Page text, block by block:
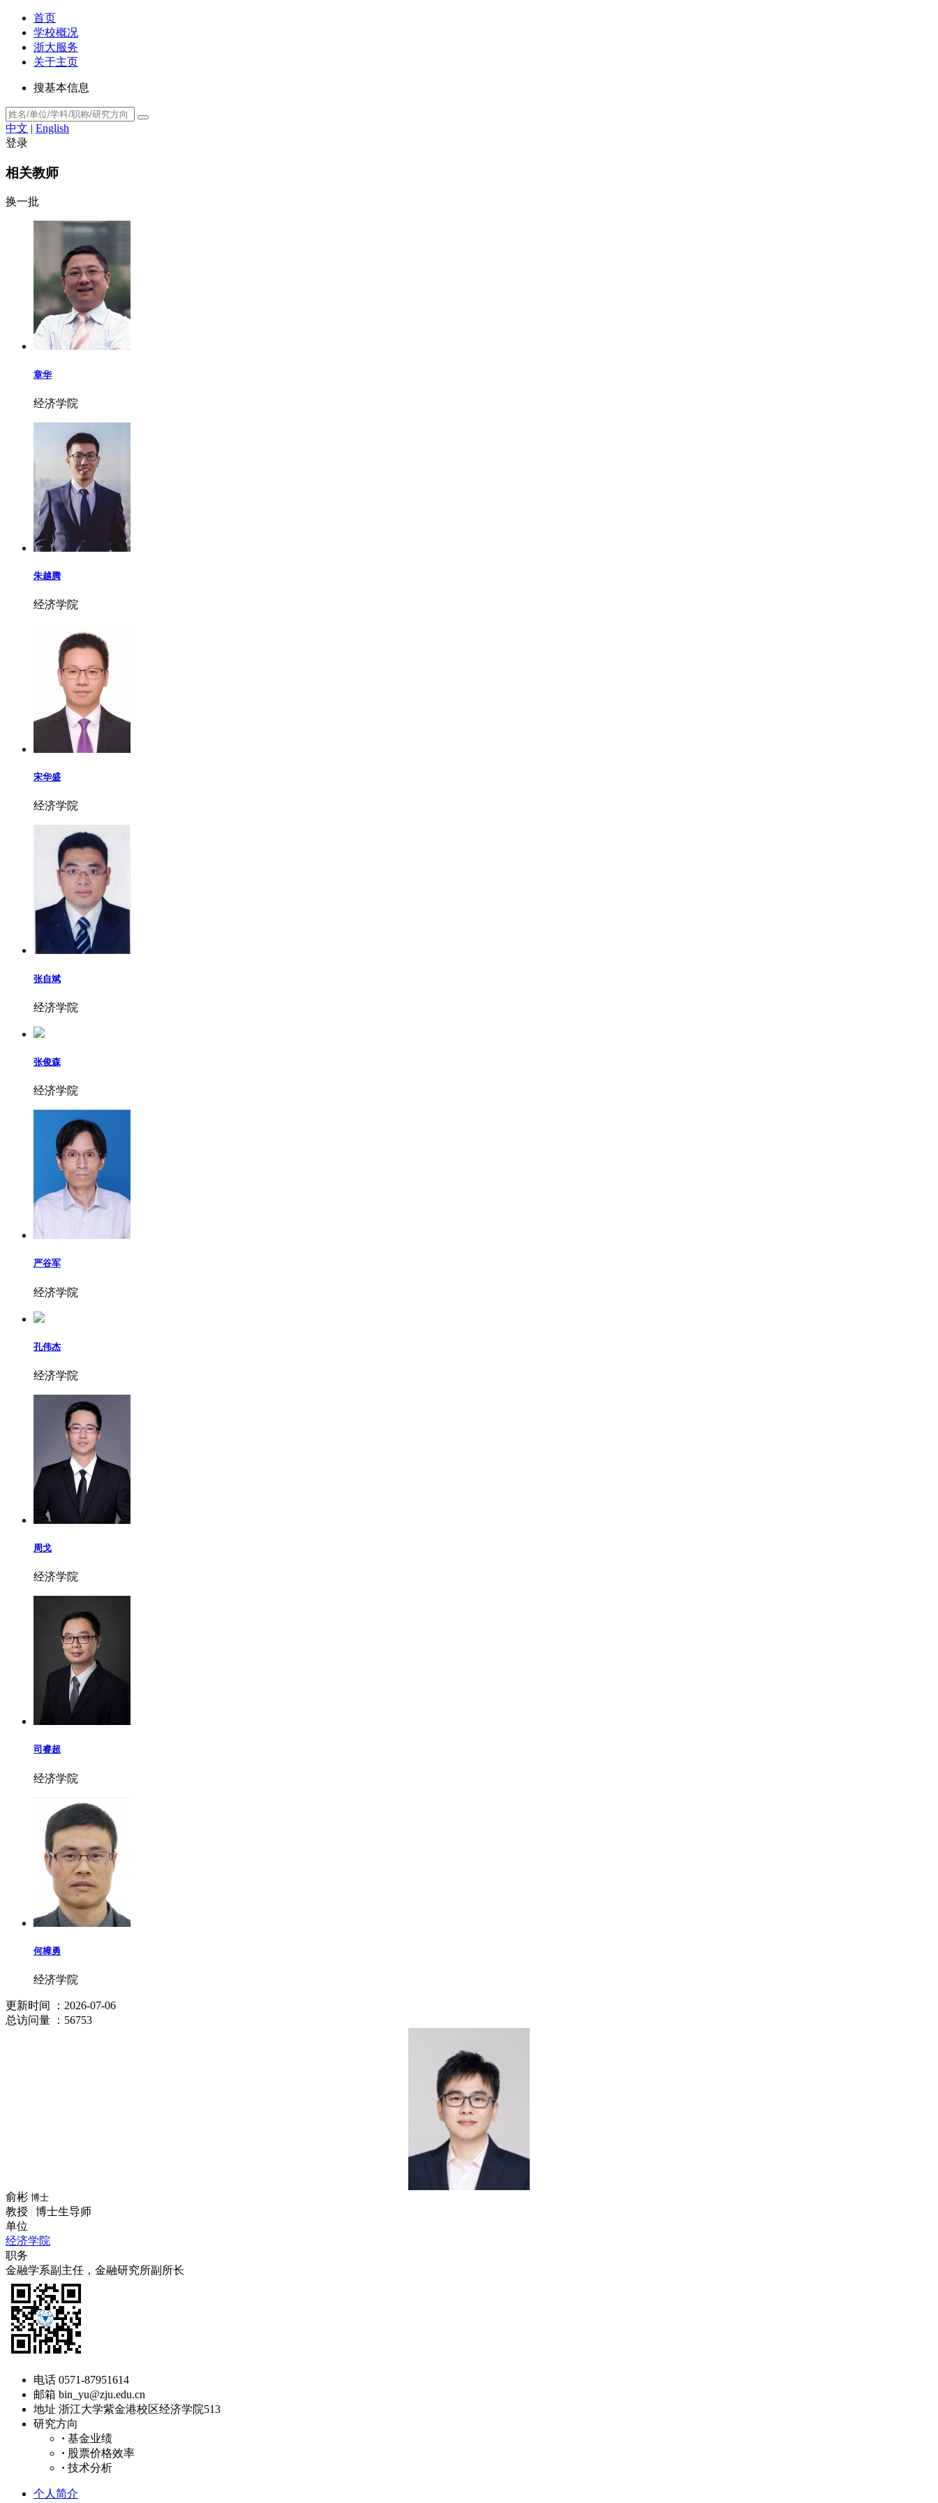
首页
学校概况
浙大服务
关于主页
搜基本信息
中文 | English
登录
相关教师
换一批
章华
经济学院
朱越腾
经济学院
宋华盛
经济学院
张自斌
经济学院
张俊森
经济学院
严谷军
经济学院
孔伟杰
经济学院
周戈
经济学院
司睿超
经济学院
何樟勇
经济学院
更新时间
：2026-07-06
总访问量 ：56753
俞彬 博士
教授
博士生导师
单位
经济学院
职务
金融学系副主任，金融研究所副所长
电话 0571-87951614
邮箱 bin_yu@zju.edu.cn
地址 浙江大学紫金港校区经济学院513
研究方向
· 基金业绩
· 股票价格效率
· 技术分析
个人简介